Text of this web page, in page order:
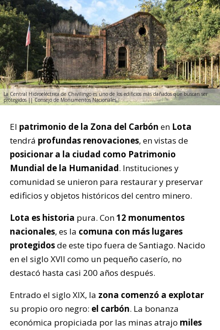
La Central Hidroeléctrica de Chivilingo es uno de los edificios más dañados que buscan ser
protegidos || Consejo de Monumentos Nacionales
El patrimonio de la Zona del Carbón en Lota
tendrá profundas renovaciones, en vistas de
posicionar a la ciudad como Patrimonio
Mundial de la Humanidad. Instituciones y
comunidad se unieron para restaurar y preservar
edificios y objetos históricos del centro minero.
Lota es historia pura. Con12 monumentos
nacionales, es la comuna con más lugares
protegidosde este tipo fuera de Santiago. Nacido
en el siglo XVII como un pequeño caserío, no
destacó hasta casi 200 años después.
Entrado el siglo XIX, la zona comenzó a explotar
su propio oro negro: el carbón. La bonanza
económica propiciada por las minas atrajo miles